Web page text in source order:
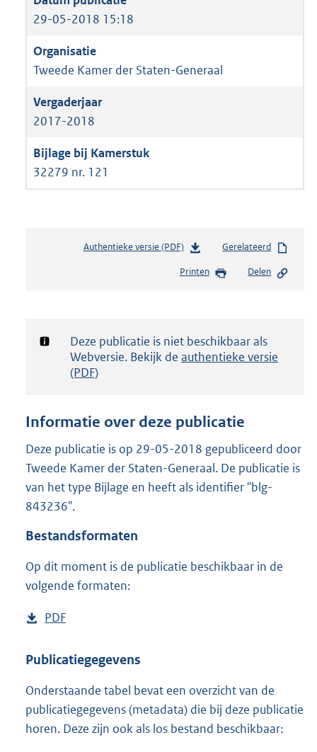
29-05-2018 15:18
Tweede Kamer der Staten-Generaal
2017-2018
32279 nr. 121
Authentieke versie (PDF)b
s
d
g
t
e
:
1
Gerelateerd
Printen Delen
Notificatie:
Deze publicatie is niet beschikbaar als
Webversie. Bekijk de authentieke versie
(PDF)
Informatie over deze publicatie
Deze publicatie is op 29-05-2018 gepubliceerd door
Tweede Kamer der Staten-Generaal. De publicatie is
van het type Bijlage en heeft als identifier "blg-
843236".
Bestandsformaten
Op dit moment is de publicatie beschikbaar in de
volgende formaten:
D
w
l
o
a
PDF
s
a
n
d
Publicatiegegevens
Onderstaande tabel bevat een overzicht van de
publicatiegegevens (metadata) die bij deze publicatie
horen. Deze zijn ook als los bestand beschikbaar: